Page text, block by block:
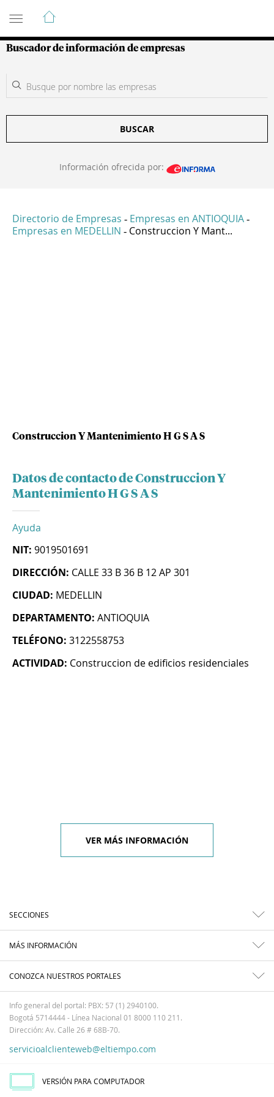
Guía de Empresas Colombianas
Buscador de información de empresas
BUSCAR
Información ofrecida por:
Directorio de Empresas - Empresas en ANTIOQUIA -
Empresas en MEDELLIN - Construccion Y Mant...
Construccion Y Mantenimiento H G S A S
Datos de contacto de Construccion Y
Mantenimiento H G S A S
Ayuda
NIT: 9019501691
DIRECCIÓN: CALLE 33 B 36 B 12 AP 301
CIUDAD: MEDELLIN
DEPARTAMENTO: ANTIOQUIA
TELÉFONO: 3122558753
ACTIVIDAD: Construccion de edificios residenciales
VER MÁS INFORMACIÓN
SECCIONES
MÁS INFORMACIÓN
CONOZCA NUESTROS PORTALES
Info general del portal: PBX: 57 (1) 2940100.
Bogotá 5714444 - Línea Nacional 01 8000 110 211.
Dirección: Av. Calle 26 # 68B-70.
servicioalclienteweb@eltiempo.com
VERSIÓN PARA COMPUTADOR